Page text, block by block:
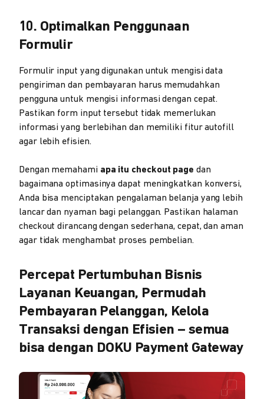
10. Optimalkan Penggunaan
Formulir
Formulir input yang digunakan untuk mengisi data
pengiriman dan pembayaran harus memudahkan
pengguna untuk mengisi informasi dengan cepat.
Pastikan form input tersebut tidak memerlukan
informasi yang berlebihan dan memiliki fitur autofill
agar lebih efisien.
Dengan memahami apa itu checkout page dan
bagaimana optimasinya dapat meningkatkan konversi,
Anda bisa menciptakan pengalaman belanja yang lebih
lancar dan nyaman bagi pelanggan. Pastikan halaman
checkout dirancang dengan sederhana, cepat, dan aman
agar tidak menghambat proses pembelian.
Percepat Pertumbuhan Bisnis
Layanan Keuangan, Permudah
Pembayaran Pelanggan, Kelola
Transaksi dengan Efisien – semua
bisa dengan DOKU Payment Gateway